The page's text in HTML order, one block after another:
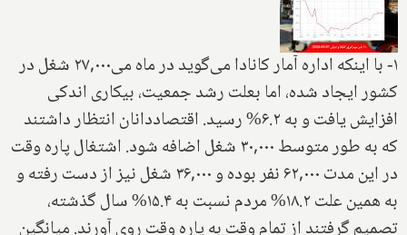
۱- با اینکه اداره آمار کانادا می‌گوید در ماه می‌۲۷,۰۰۰ شغل در
کشور ایجاد شده، اما بعلت رشد جمعیت، بیکاری اندکی
افزایش یافت و به ۶.۲% رسید. اقتصاددانان انتظار داشتند
که به طور متوسط ۳۰,۰۰۰ شغل اضافه شود. اشتغال پاره وقت
در این مدت ۶۲,۰۰۰ نفر بوده و ۳۶,۰۰۰ شغل نیز از دست رفته و
به همین علت ‌۱۸.۲% مردم نسبت به ۱۵.۴% سال گذشته،